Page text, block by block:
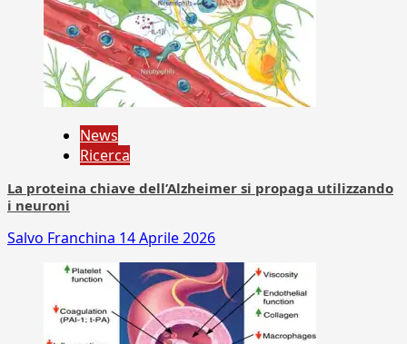
News
Ricerca
La proteina chiave dell’Alzheimer si propaga utilizzando
i neuroni
Salvo Franchina 14 Aprile 2026